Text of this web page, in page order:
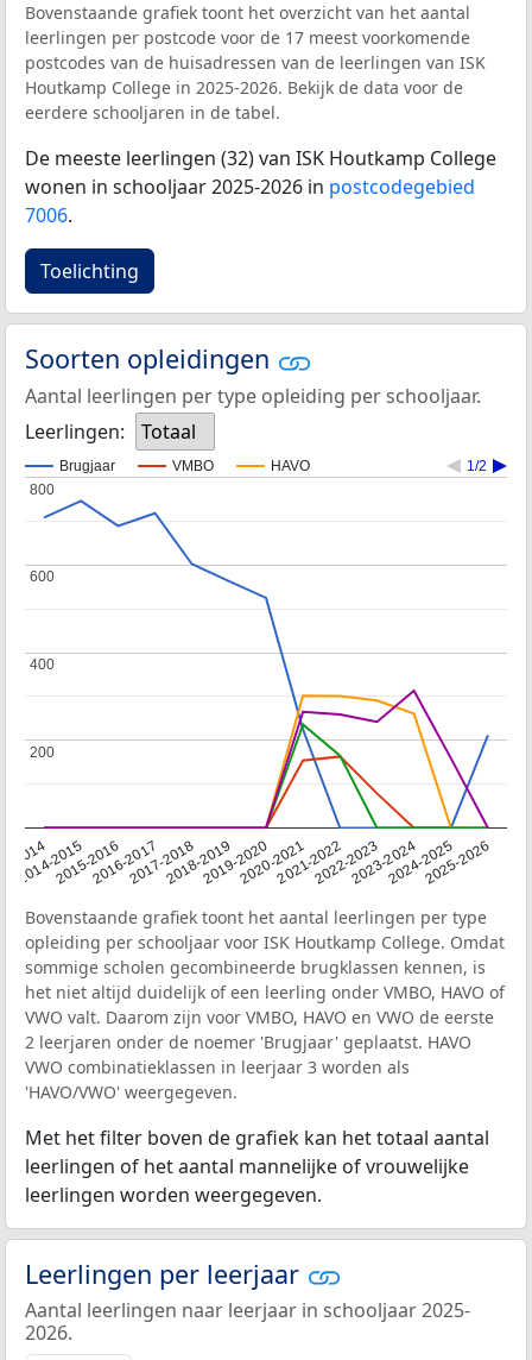
Bovenstaande grafiek toont het overzicht van het aantal
leerlingen per postcode voor de 17 meest voorkomende
postcodes van de huisadressen van de leerlingen van ISK
Houtkamp College in 2025-2026. Bekijk de data voor de
eerdere schooljaren in de tabel.
De meeste leerlingen (32) van ISK Houtkamp College
wonen in schooljaar 2025-2026 in postcodegebied
7006.
Toelichting
Soorten opleidingen
Aantal leerlingen per type opleiding per schooljaar.
Leerlingen:
Totaal
Brugjaar VMBO HAVO 1/2
2014
2014-2015
2015-20162016-20172017-20182018-20192019-20202020-20212021-20222022-20232023-20242024-20252025-2026
200
200
400
400
600
600
800
800
Bovenstaande grafiek toont het aantal leerlingen per type
opleiding per schooljaar voor ISK Houtkamp College. Omdat
sommige scholen gecombineerde brugklassen kennen, is
het niet altijd duidelijk of een leerling onder VMBO, HAVO of
VWO valt. Daarom zijn voor VMBO, HAVO en VWO de eerste
2 leerjaren onder de noemer 'Brugjaar' geplaatst. HAVO
VWO combinatieklassen in leerjaar 3 worden als
'HAVO/VWO' weergegeven.
Met het filter boven de grafiek kan het totaal aantal
leerlingen of het aantal mannelijke of vrouwelijke
leerlingen worden weergegeven.
Leerlingen per leerjaar
Aantal leerlingen naar leerjaar in schooljaar 2025-
2026.